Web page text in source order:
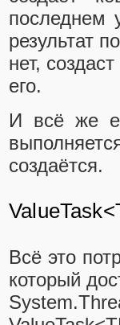
последнем
результат
нет,
его.
И всё же
создаётся.
Всё это
который